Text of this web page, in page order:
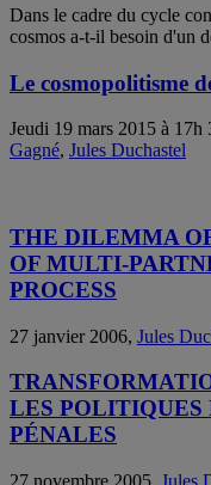
Dans le cadre du cycle
cosmos a-t-il besoin d'un
Le cosmopolitisme
Jeudi 19 mars 2015 à
Gagné, Jules Duchastel
THE DILEMMA
OF MULTI-
PROCESS
27 janvier 2006, Jules
LES POLITIQUES
PÉNALES